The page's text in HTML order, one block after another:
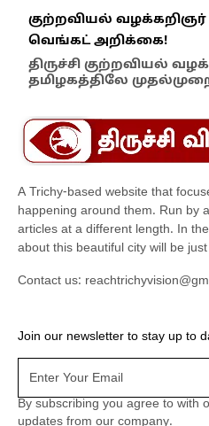
குற்றவியல்
வெங்கட் அறிக்கை!
திருச்சி குற்றவியல்
தமிழகத்திலே
A Trichy-based website that
happening around them. Run by
articles at a different length. In
about this beautiful city will be
Contact us:
Join our newsletter to stay up to
By subscribing you agree to with
updates from our company.